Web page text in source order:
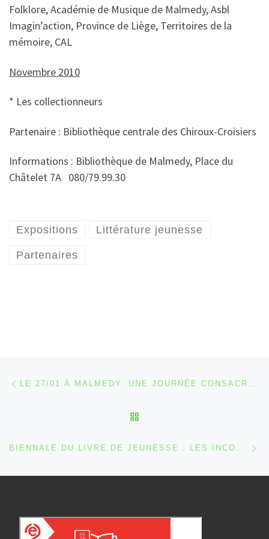
Folklore, Académie de Musique de Malmedy, Asbl
Imagin’action, Province de Liège, Territoires de la
mémoire, CAL
Novembre 2010
* Les collectionneurs
Partenaire : Bibliothèque centrale des Chiroux-Croisiers
Informations : Bibliothèque de Malmedy, Place du
Châtelet 7A 080/79.99.30
Expositions Littérature jeunesse
Partenaires
Parcourir les articles LE 27/01 À MALMEDY: UNE JOURNÉE CONSACRÉE AUX NOUVELLES TECHNOLOGIES…
BIENNALE DU LIVRE DE JEUNESSE : LES INCONTOURNABLES 2007-2009